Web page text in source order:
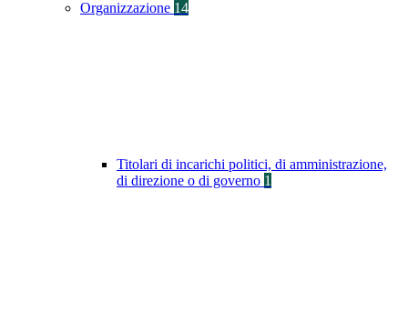
Organizzazione 14
Titolari di incarichi politici, di amministrazione,
di direzione o di governo 1